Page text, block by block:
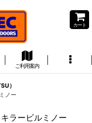
カート
ご利用案内
）
ノー
ラービルミノー